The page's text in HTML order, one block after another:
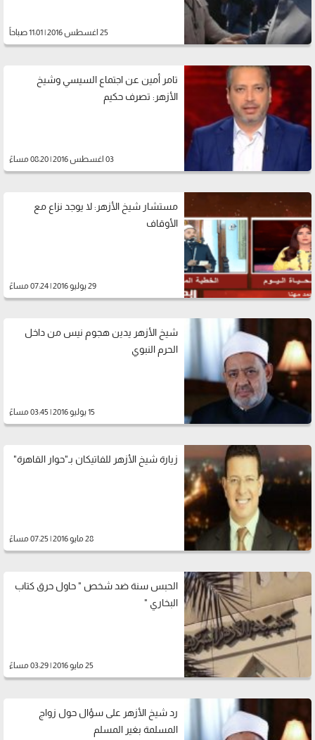
25 اغسطس 2016 | 11:01 صباحاً
تامر أمين عن اجتماع السيسي وشيخ
الأزهر: تصرف حكيم
03 اغسطس 2016 | 08:20 مساءً
مستشار شيخ الأزهر: لا يوجد نزاع مع
الأوقاف
29 يوليو 2016 | 07:24 مساءً
شيخ الأزهر يدين هجوم نيس من داخل
الحرم النبوي
15 يوليو 2016 | 03:45 مساءً
زيارة شيخ الأزهر للفاتيكان بـ"حوار القاهرة"
28 مايو 2016 | 07:25 مساءً
الحبس سنة ضد شخص " حاول حرق كتاب
البخاري "
25 مايو 2016 | 03:29 مساءً
رد شيخ الأزهر على سؤال حول زواج
المسلمة بغير المسلم